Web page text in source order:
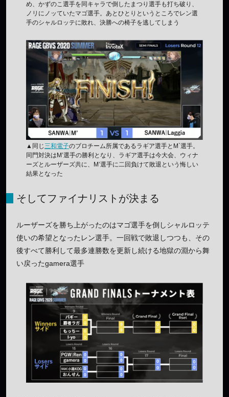
め、かずのこ選手を同キャラで倒したまつり選手も打ち破り、
ノリにノッていたマゴ選手。あとひとりというところでレン選
手のシャルロッテに敗れ、決勝への椅子を逃してしまう
▲同じ三和電子のブロチーム所属であるラギア選手とM`選手。
同門対決はM’選手の勝利となり、ラギア選手は今大会、ウィナ
ーズとルーザーズ共に、M’選手に二回負けて敗退という悔しい
結果となった
そしてファイナリストが決まる
ルーザーズを勝ち上がったのはマゴ選手を倒しシャルロッテ
使いの希望となったレン選手。一回戦で敗退しつつも、その
後すべて勝利して最多連勝数を更新し続ける地獄の淵から舞
い戻ったgamera選手